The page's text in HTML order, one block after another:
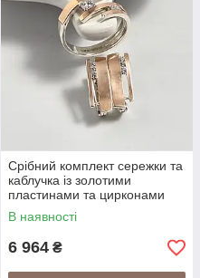
Срібний комплект сережки та
каблучка із золотими
пластинами та цирконами
В наявності
6 964 ₴